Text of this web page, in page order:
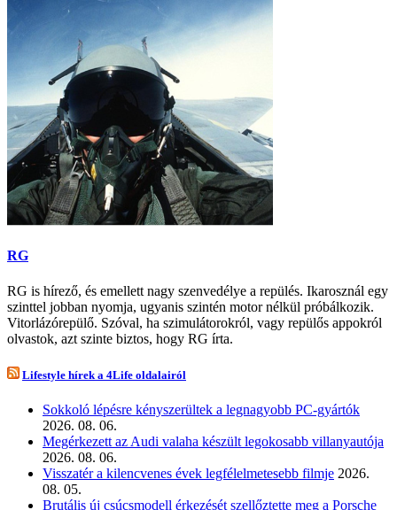
RG
RG is hírező, és emellett nagy szenvedélye a repülés. Ikarosznál egy
szinttel jobban nyomja, ugyanis szintén motor nélkül próbálkozik.
Vitorlázórepülő. Szóval, ha szimulátorokról, vagy repülős appokról
olvastok, azt szinte biztos, hogy RG írta.
Lifestyle hírek a 4Life oldalairól
Sokkoló lépésre kényszerültek a legnagyobb PC-gyártók
2026. 08. 06.
Megérkezett az Audi valaha készült legokosabb villanyautója
2026. 08. 06.
Visszatér a kilencvenes évek legfélelmetesebb filmje 2026.
08. 05.
Brutális új csúcsmodell érkezését szellőztette meg a Porsche